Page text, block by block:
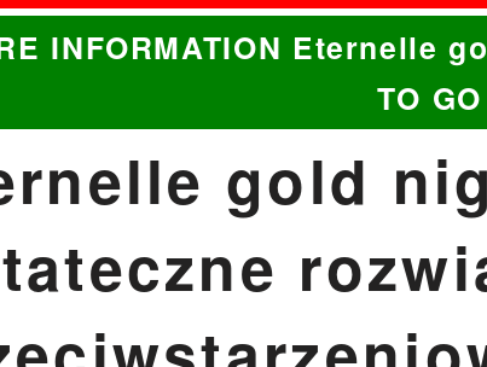
INFORMATION Eternelle
TO GO
gold